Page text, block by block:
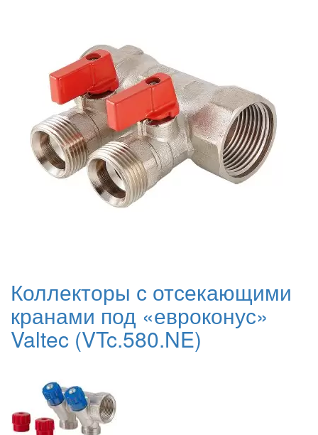
Коллекторы с отсекающими
кранами под «евроконус»
Valtec (VTc.580.NE)